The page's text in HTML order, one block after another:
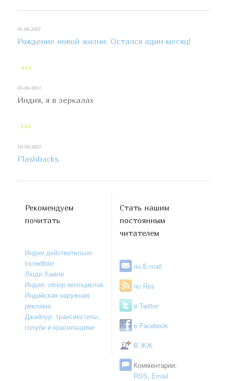
01-06-2007
Рождение новой жизни. Остался один месяц!
05-06-2007
Индия, я в зеркалах
19-06-2007
Flashbacks
Рекомендуем
почитать
Индия действительно
incredible!
Люди Хампи
Индия: обзор мотоциклов
Индийская наружная
реклама
Джайпур: трансвеститы,
голуби и красильщики
Стать нашим
постоянным
читателем
по E-mail
по Rss
в Twitter
в Facebook
В ЖЖ
Комментарии:
RSS, Email